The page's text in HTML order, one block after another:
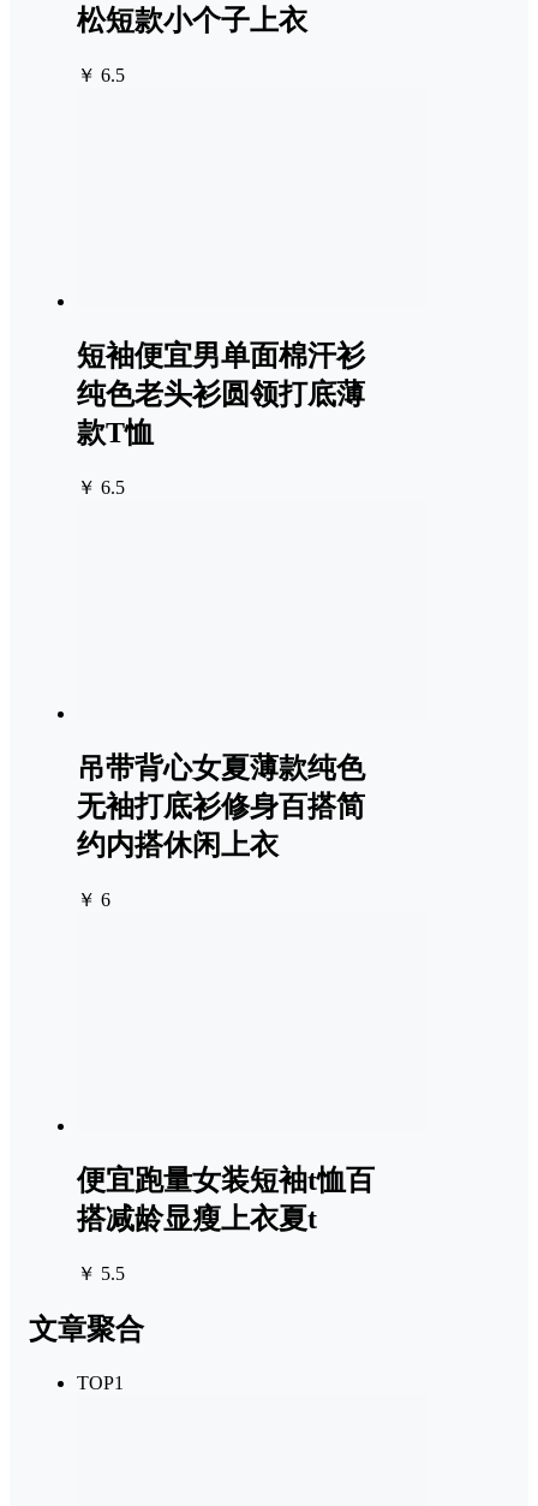
松短款小个子上衣
￥ 6.5
短袖便宜男单面棉汗衫
纯色老头衫圆领打底薄
款T恤
￥ 6.5
吊带背心女夏薄款纯色
无袖打底衫修身百搭简
约内搭休闲上衣
￥ 6
便宜跑量女装短袖t恤百
搭减龄显瘦上衣夏t
￥ 5.5
文章聚合
TOP1